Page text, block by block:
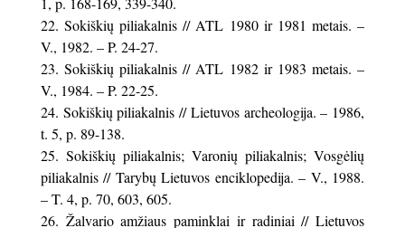
Sokiškių piliakalnis // ATL 1980 ir 1981 metais. –
V., 1982. – P. 24-27.
Sokiškių piliakalnis // ATL 1982 ir 1983 metais. –
V., 1984. – P. 22-25.
Sokiškių piliakalnis // Lietuvos archeologija. – 1986,
t. 5, p. 89-138.
Sokiškių piliakalnis; Varonių piliakalnis; Vosgėlių
piliakalnis // Tarybų Lietuvos enciklopedija. – V., 1988.
– T. 4, p. 70, 603, 605.
Žalvario amžiaus paminklai ir radiniai // Lietuvos